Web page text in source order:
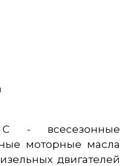
C - всесезонные
моторные масла
двигателей